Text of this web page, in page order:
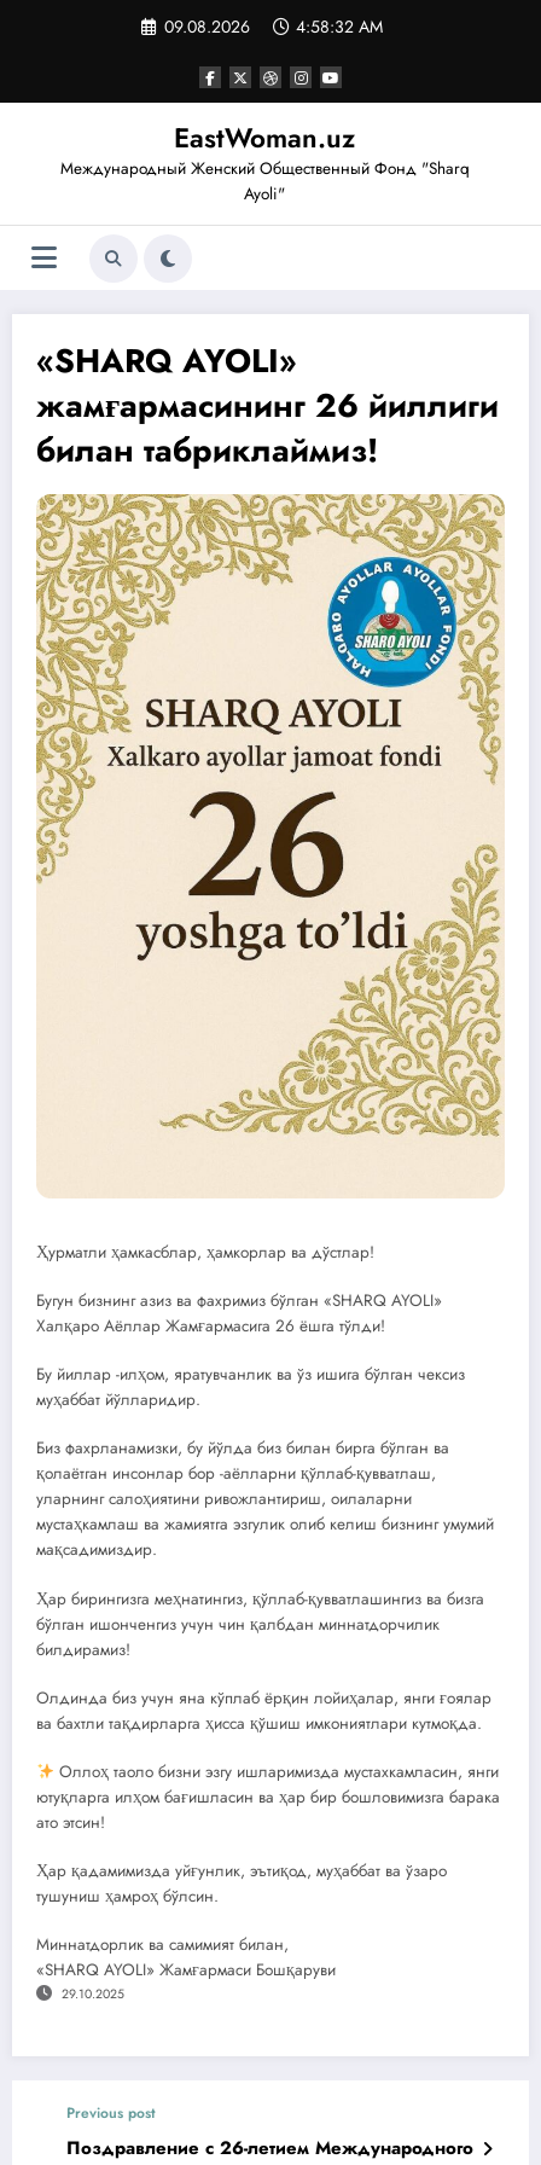
09.08.2026 4:58:32 AM
EastWoman.uz
Международный Женский Общественный Фонд "Sharq
Ayoli"
«SHARQ AYOLI»
жамғармасининг 26 йиллиги
билан табриклаймиз!
Ҳурматли ҳамкасблар, ҳамкорлар ва дўстлар!
Бугун бизнинг азиз ва фахримиз бўлган «SHARQ AYOLI»
Халқаро Аёллар Жамғармасига 26 ёшга тўлди!
Бу йиллар -илҳом, яратувчанлик ва ўз ишига бўлган чексиз
муҳаббат йўлларидир.
Биз фахрланамизки, бу йўлда биз билан бирга бўлган ва
қолаётган инсонлар бор -аёлларни қўллаб-қувватлаш,
уларнинг салоҳиятини ривожлантириш, оилаларни
мустаҳкамлаш ва жамиятга эзгулик олиб келиш бизнинг умумий
мақсадимиздир.
Ҳар бирингизга меҳнатингиз, қўллаб-қувватлашингиз ва бизга
бўлган ишонченгиз учун чин қалбдан миннатдорчилик
билдирамиз!
Олдинда биз учун яна кўплаб ёрқин лойиҳалар, янги ғоялар
ва бахтли тақдирларга ҳисса қўшиш имкониятлари кутмоқда.
Оллоҳ таоло бизни эзгу ишларимизда мустахкамласин, янги
ютуқларга илҳом бағишласин ва ҳар бир бошловимизга барака
ато этсин!
Ҳар қадамимизда уйғунлик, эътиқод, муҳаббат ва ўзаро
тушуниш ҳамроҳ бўлсин.
Миннатдорлик ва самимият билан,
«SHARQ AYOLI» Жамғармаси Бошқаруви
29.10.2025
Previous post
Поздравление с 26-летием Международного